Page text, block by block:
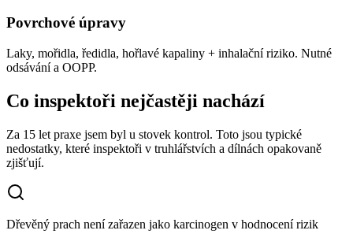
Povrchové úpravy
Laky, mořidla, ředidla, hořlavé kapaliny + inhalační riziko. Nutné
odsávání a OOPP.
Co inspektoři nejčastěji nachází
Za 15 let praxe jsem byl u stovek kontrol. Toto jsou typické
nedostatky, které inspektoři v truhlářstvích a dílnách opakovaně
zjišťují.
Dřevěný prach není zařazen jako karcinogen v hodnocení rizik